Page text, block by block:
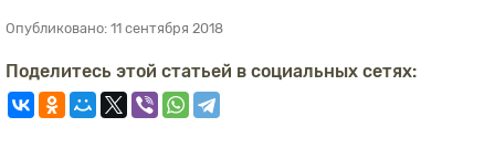
Опубликовано: 11 сентября 2018
Поделитесь этой статьей в социальных сетях: